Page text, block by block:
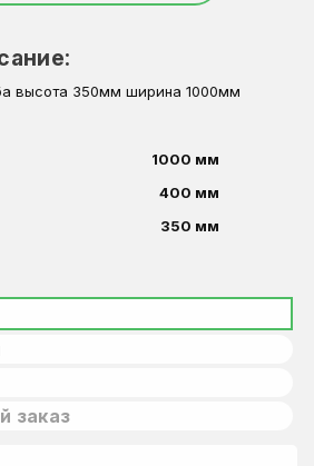
высота 350мм ширина 1000мм
1000 мм
400 мм
350 мм
заказ